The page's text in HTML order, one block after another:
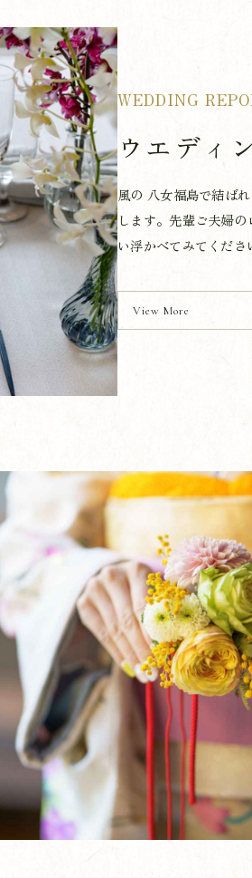
WEDDING
ウエディ
風の 八女福島で結ば
します。先輩ご夫婦
い浮かべてみてくださ
View More